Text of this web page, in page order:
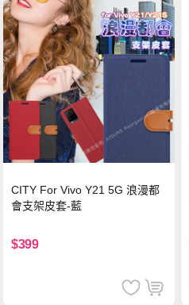
CITY For Vivo Y21 5G 浪漫都
會支架皮套-藍
$399